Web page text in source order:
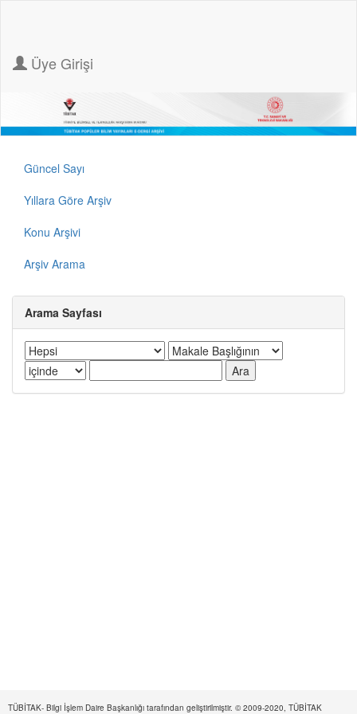
Üye Girişi
Güncel Sayı
Yıllara Göre Arşiv
Konu Arşivi
Arşiv Arama
Arama Sayfası
TÜBİTAK- Bilgi İşlem Daire Başkanlığı tarafından geliştirilmiştir. © 2009-2020, TÜBİTAK